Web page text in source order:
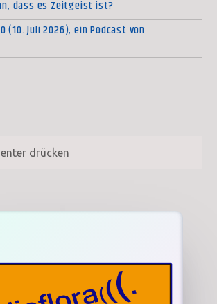
dass es Zeitgeist ist?
(10. Juli 2026), ein Podcast von